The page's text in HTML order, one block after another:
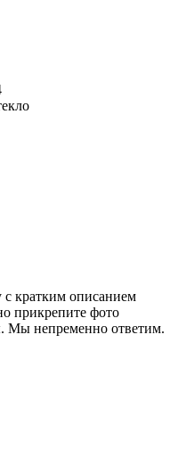
с кратким описанием
прикрепите фото
Мы непременно ответим.